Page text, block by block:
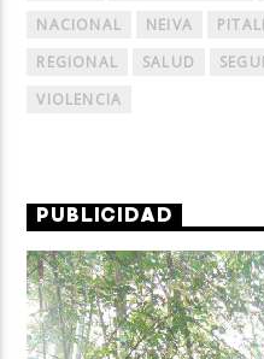
NACIONAL
NEIVA
REGIONAL
SALUD
VIOLENCIA
PUBLICIDAD